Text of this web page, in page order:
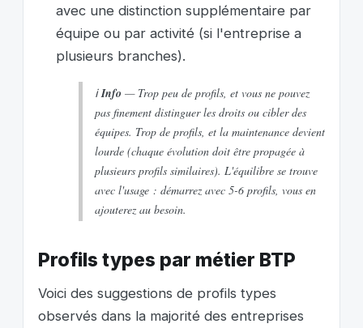
avec une distinction supplémentaire par
équipe ou par activité (si l'entreprise a
plusieurs branches).
ℹ️Info — Trop peu de profils, et vous ne pouvez
pas finement distinguer les droits ou cibler des
équipes. Trop de profils, et la maintenance devient
lourde (chaque évolution doit être propagée à
plusieurs profils similaires). L'équilibre se trouve
avec l'usage : démarrez avec 5-6 profils, vous en
ajouterez au besoin.
Profils types par métier BTP
Voici des suggestions de profils types
observés dans la majorité des entreprises